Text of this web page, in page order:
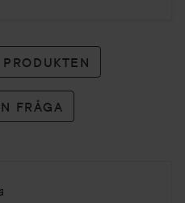
FRÅGA